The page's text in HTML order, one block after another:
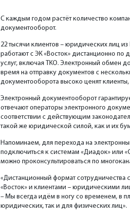
С каждым годом растёт количество
документооборот.
22 тысячи клиентов – юридических лиц
работают с ЭК «Восток» дистанционно по
услуг, включая ТКО. Электронный обмен
время на отправку документов с
документооборота высоко ценят
Электронный документооборот
отвечают операторы электронного
соответствии с действующим
такой же юридической силой, как и их
Напоминаем, для перехода на
подключиться к системам «Диадок» или
можно проконсультироваться по
«Дистанционный формат
«Восток» и клиентами – юридическими
– Мы всегда идём в ногу со временем, в
юридических, так и для физических лиц».